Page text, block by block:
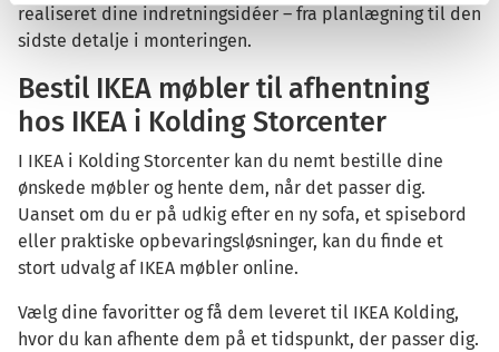
bruges til at holde styr på, hvilke sider du har besøgt,
huske dine sprogindstillinger eller andre præferencer.
En anvendt cookie identificerer ikke den enkelte bruger,
men derimod kun brugerens enhed. Cookies udgør ikke
på nogen måde en trussel mod din enhed og får ikke
adgang til programmer, apps eller personlige
informationer på din enhed. Cookies kan tjene flere
formål. Det kan fx være at sikre, at hjemmesidens
funktioner virker korrekt, at optimere design og kvalitet af
en hjemmeside, at give målrettet og relevant indhold på
en hjemmeside eller at målrette annoncer i kommercielt
øjemed.
realiseret dine indretningsidéer – fra planlægning til den
sidste detalje i monteringen.
Bestil IKEA møbler til afhentning
hos IKEA i Kolding Storcenter
I IKEA i Kolding Storcenter kan du nemt bestille dine
ønskede møbler og hente dem, når det passer dig.
Uanset om du er på udkig efter en ny sofa, et spisebord
eller praktiske opbevaringsløsninger, kan du finde et
stort udvalg af IKEA møbler online.
Vælg dine favoritter og få dem leveret til IKEA Kolding,
hvor du kan afhente dem på et tidspunkt, der passer dig.